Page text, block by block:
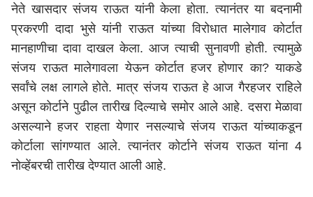
नेते खासदार संजय राऊत यांनी केला होता. त्यानंतर या बदनामी
प्रकरणी दादा भुसे यांनी राऊत यांच्या विरोधात मालेगाव कोर्टात
मानहाणीचा दावा दाखल केला. आज त्याची सुनावणी होती. त्यामुळे
संजय राऊत मालेगावला येऊन कोर्टात हजर होणार का? याकडे
सर्वांचे लक्ष लागले होते. मात्र संजय राऊत हे आज गैरहजर राहिले
असून कोर्टाने पुढील तारीख दिल्याचे समोर आले आहे. दसरा मेळावा
असल्याने हजर राहता येणार नसल्याचे संजय राऊत यांच्याकडून
कोर्टाला सांगण्यात आले. त्यानंतर कोर्टाने संजय राऊत यांना 4
नोव्हेंबरची तारीख देण्यात आली आहे.